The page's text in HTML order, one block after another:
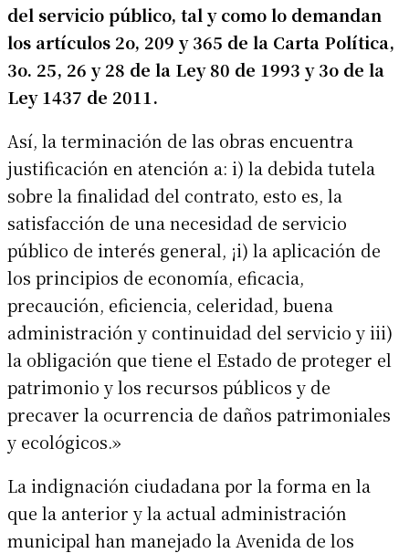
del servicio público, tal y como lo demandan
los artículos 2o, 209 y 365 de la Carta Política,
3o. 25, 26 y 28 de la Ley 80 de 1993 y 3o de la
Ley 1437 de 2011.
Así, la terminación de las obras encuentra
justificación en atención a: i) la debida tutela
sobre la finalidad del contrato, esto es, la
satisfacción de una necesidad de servicio
público de interés general, ¡i) la aplicación de
los principios de economía, eficacia,
precaución, eficiencia, celeridad, buena
administración y continuidad del servicio y iii)
la obligación que tiene el Estado de proteger el
patrimonio y los recursos públicos y de
precaver la ocurrencia de daños patrimoniales
y ecológicos.»
La indignación ciudadana por la forma en la
que la anterior y la actual administración
municipal han manejado la Avenida de los